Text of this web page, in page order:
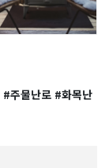
#주물난로 #화목난